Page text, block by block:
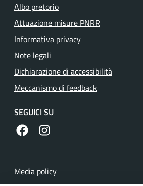
Albo pretorio
Attuazione misure PNRR
Informativa privacy
Note legali
Dichiarazione di accessibilità
Meccanismo di feedback
SEGUICI SU
https://www.facebook.com/
Media policy